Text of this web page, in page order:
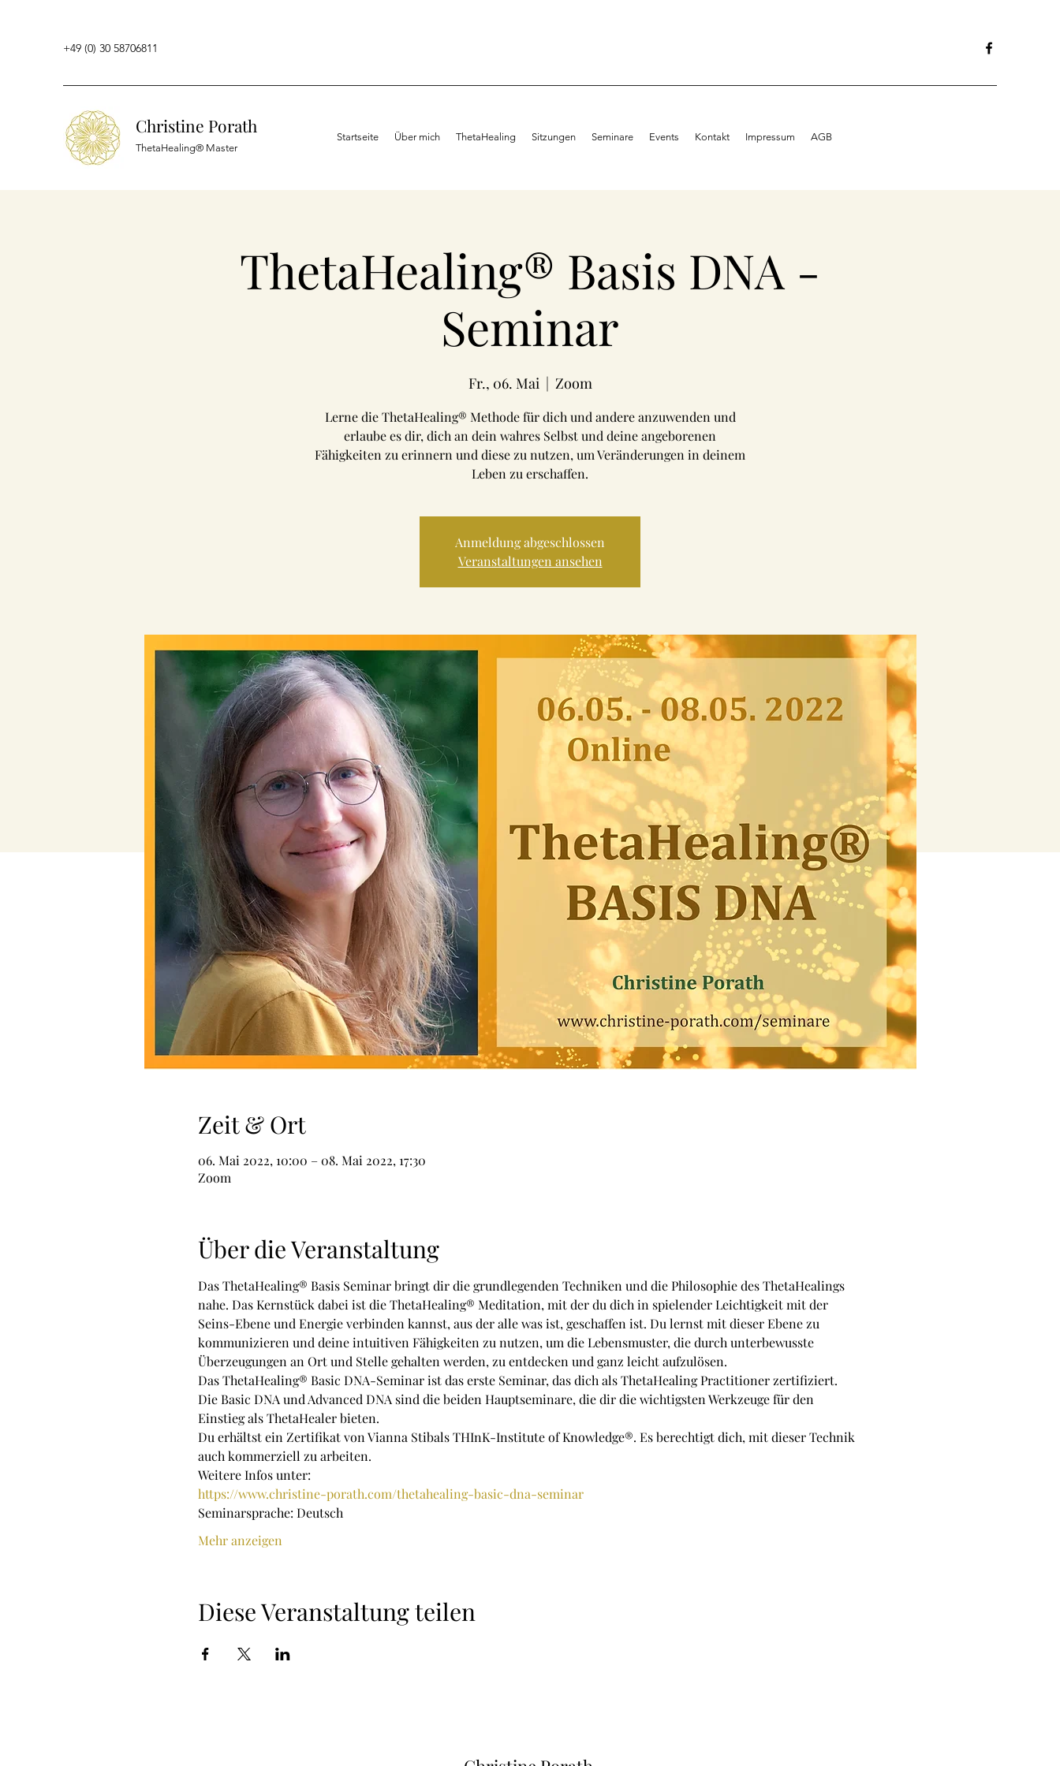
+49 (0) 30 58706811
Christine Porath
ThetaHealing® Master
Startseite Über mich ThetaHealing Sitzungen Seminare Events Kontakt Impressum AGB
ThetaHealing® Basis DNA -
Seminar
Fr., 06. Mai
  |
Zoom
Lerne die ThetaHealing® Methode für dich und andere anzuwenden und
erlaube es dir, dich an dein wahres Selbst und deine angeborenen
Fähigkeiten zu erinnern und diese zu nutzen, um Veränderungen in deinem
Leben zu erschaffen.
Anmeldung abgeschlossen
Veranstaltungen ansehen
Zeit & Ort
06. Mai 2022, 10:00 – 08. Mai 2022, 17:30
Zoom
Über die Veranstaltung
Das ThetaHealing® Basis Seminar bringt dir die grundlegenden Techniken und die Philosophie des ThetaHealings
nahe. Das Kernstück dabei ist die ThetaHealing® Meditation, mit der du dich in spielender Leichtigkeit mit der
Seins-Ebene und Energie verbinden kannst, aus der alle was ist, geschaffen ist. Du lernst mit dieser Ebene zu
kommunizieren und deine intuitiven Fähigkeiten zu nutzen, um die Lebensmuster, die durch unterbewusste
Überzeugungen an Ort und Stelle gehalten werden, zu entdecken und ganz leicht aufzulösen.
Das ThetaHealing® Basic DNA-Seminar ist das erste Seminar, das dich als ThetaHealing Practitioner zertifiziert.
Die Basic DNA und Advanced DNA sind die beiden Hauptseminare, die dir die wichtigsten Werkzeuge für den
Einstieg als ThetaHealer bieten.
Du erhältst ein Zertifikat von Vianna Stibals THInK-Institute of Knowledge®. Es berechtigt dich, mit dieser Technik
auch kommerziell zu arbeiten.
Weitere Infos unter:
https://www.christine-porath.com/thetahealing-basic-dna-seminar
Seminarsprache: Deutsch
Mehr anzeigen
Diese Veranstaltung teilen